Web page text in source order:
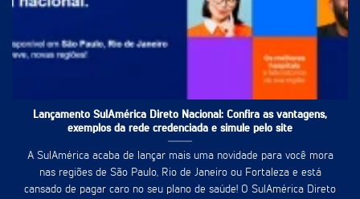
Lançamento SulAmérica Direto Nacional: Confira as vantagens,
exemplos da rede credenciada e simule pelo site
A SulAmérica acaba de lançar mais uma novidade para você mora
nas regiões de São Paulo, Rio de Janeiro ou Fortaleza e está
cansado de pagar caro no seu plano de saúde! O SulAmérica Direto